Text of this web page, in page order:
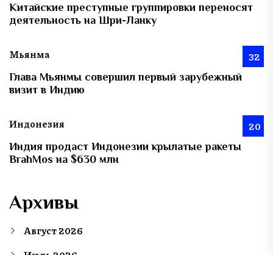
Китайские преступные группировки переносят
деятельность на Шри-Ланку
Мьянма 32
Глава Мьянмы совершил первый зарубежный
визит в Индию
Индонезия 20
Индия продаст Индонезии крылатые ракеты
BrahMos на $630 млн
Архивы
Август 2026